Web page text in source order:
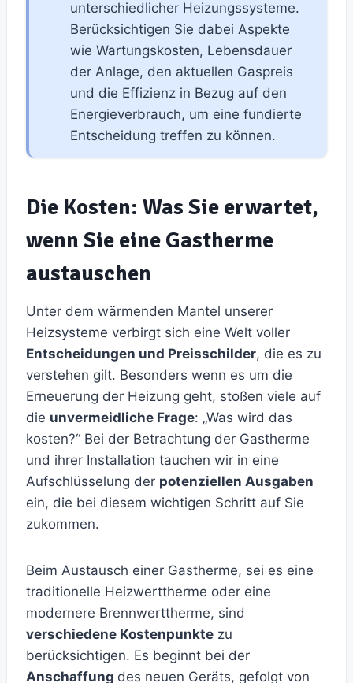
unterschiedlicher Heizungssysteme.
Berücksichtigen Sie dabei Aspekte
wie Wartungskosten, Lebensdauer
der Anlage, den aktuellen Gaspreis
und die Effizienz in Bezug auf den
Energieverbrauch, um eine fundierte
Entscheidung treffen zu können.
Die Kosten: Was Sie erwartet,
wenn Sie eine Gastherme
austauschen
Unter dem wärmenden Mantel unserer
Heizsysteme verbirgt sich eine Welt voller
Entscheidungen und Preisschilder, die es zu
verstehen gilt. Besonders wenn es um die
Erneuerung der Heizung geht, stoßen viele auf
die unvermeidliche Frage: „Was wird das
kosten?“ Bei der Betrachtung der Gastherme
und ihrer Installation tauchen wir in eine
Aufschlüsselung der potenziellen Ausgaben
ein, die bei diesem wichtigen Schritt auf Sie
zukommen.
Beim Austausch einer Gastherme, sei es eine
traditionelle Heizwerttherme oder eine
modernere Brennwerttherme, sind
verschiedene Kostenpunkte zu
berücksichtigen. Es beginnt bei der
Anschaffung des neuen Geräts, gefolgt von